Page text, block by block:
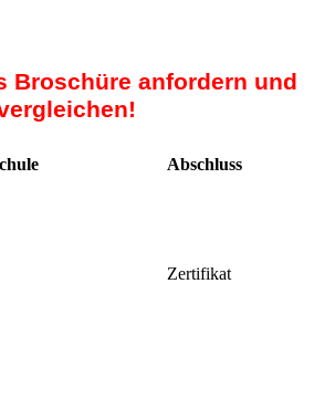
Broschüre anfordern und
Abschluss
Zertifikat